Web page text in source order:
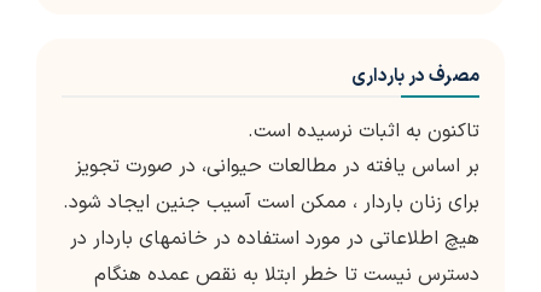
مصرف در بارداری
تاکنون به اثبات نرسیده است.
بر اساس یافته در مطالعات حیوانی، در صورت تجویز
برای زنان باردار ، ممکن است آسیب جنین ایجاد شود.
هیچ اطلاعاتی در مورد استفاده در خانمهای باردار در
دسترس نیست تا خطر ابتلا به نقص عمده هنگام